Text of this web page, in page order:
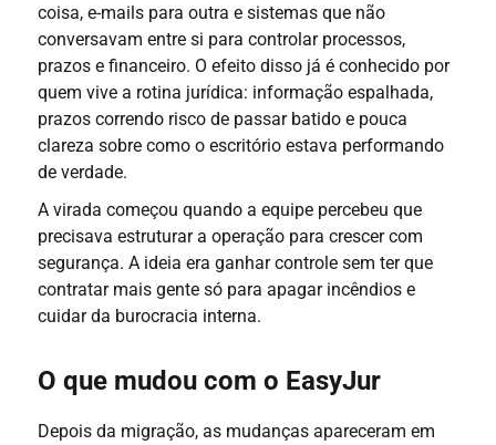
coisa, e-mails para outra e sistemas que não
conversavam entre si para controlar processos,
prazos e financeiro. O efeito disso já é conhecido por
quem vive a rotina jurídica: informação espalhada,
prazos correndo risco de passar batido e pouca
clareza sobre como o escritório estava performando
de verdade.
A virada começou quando a equipe percebeu que
precisava estruturar a operação para crescer com
segurança. A ideia era ganhar controle sem ter que
contratar mais gente só para apagar incêndios e
cuidar da burocracia interna.
O que mudou com o EasyJur
Depois da migração, as mudanças apareceram em